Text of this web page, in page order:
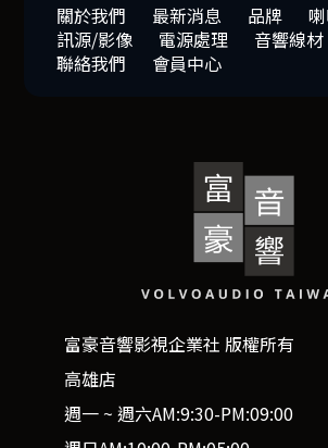
關於我們 最新消息 品牌
訊源/影像
電源處理 音響線材
聯絡我們
會員中心
富豪音響影視企業社 版權所有
高雄店
週一 ~ 週六AM:9:30-PM:09:00